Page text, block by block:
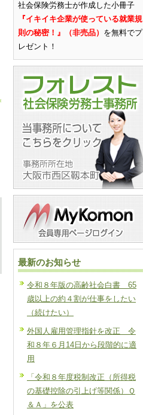
社会保険労務士が作成した小冊子
『イキイキ企業が使っている就業規
則の秘密！』（非売品） を無料でプ
レゼント ！
最新のお知らせ
令和８年版の高齢社会白書 65
歳以上の約４割が仕事をしたい
（続けたい）
外国人雇用管理指針を改正 令
和８年６月14日から段階的に適
用
「令和８年度税制改正（所得税
の基礎控除の引上げ等関係）Ｑ
＆Ａ」を公表